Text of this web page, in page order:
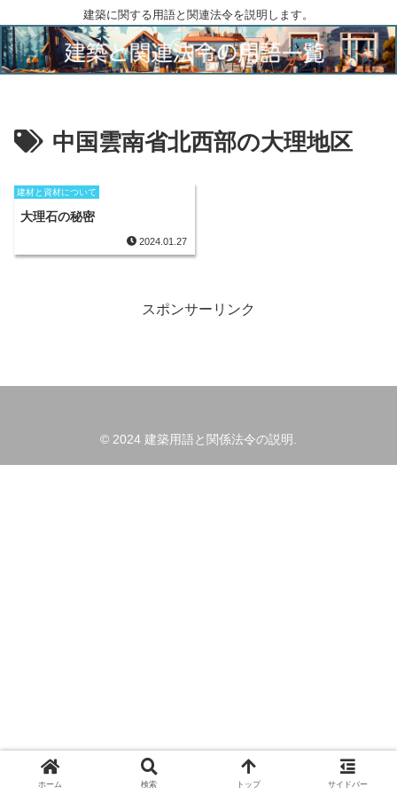
建築に関する用語と関連法令を説明します。
中国雲南省北西部の大理地区
建材と資材について
大理石の秘密
2024.01.27
スポンサーリンク
© 2024 建築用語と関係法令の説明.
ホーム 検索 トップ サイドバー